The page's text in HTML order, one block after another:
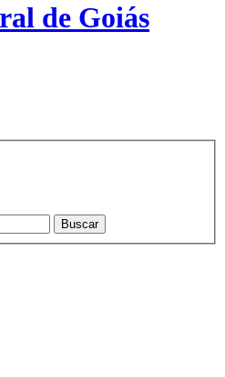
de Goiás
Buscar